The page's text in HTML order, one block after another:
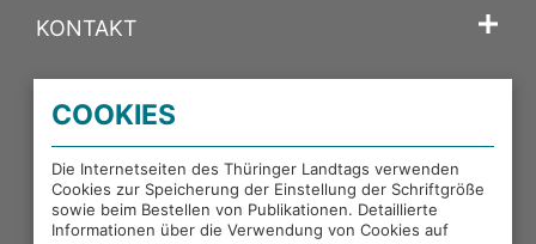
KONTAKT
PORTALE DES THÜRINGER LANDTAGS
EXTERNE LINKS
COOKIES
Die Internetseiten des Thüringer Landtags verwenden
Cookies zur Speicherung der Einstellung der Schriftgröße
sowie beim Bestellen von Publikationen. Detaillierte
Informationen über die Verwendung von Cookies auf